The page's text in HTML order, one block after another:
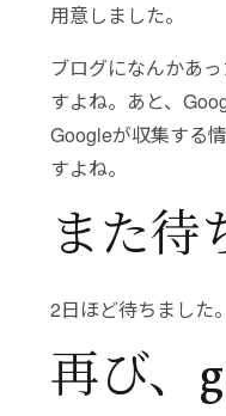
用意しました。
ブログになんかあ
すよね。あと、
Googleが収集する
すよね。
また待
2日ほど待ちました
再び、